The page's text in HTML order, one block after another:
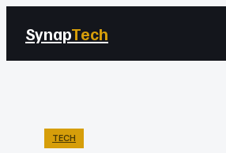
SynapTech
TECH